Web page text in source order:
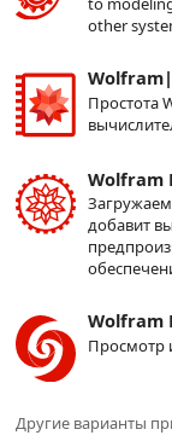
other
Простота
Wolfram
добавит
Wolfram
Просмотр
Другие варианты